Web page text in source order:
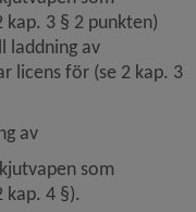
3 § 2 punkten)
laddning av
licens för (se 2 kap. 3
av
som
kap. 4 §).